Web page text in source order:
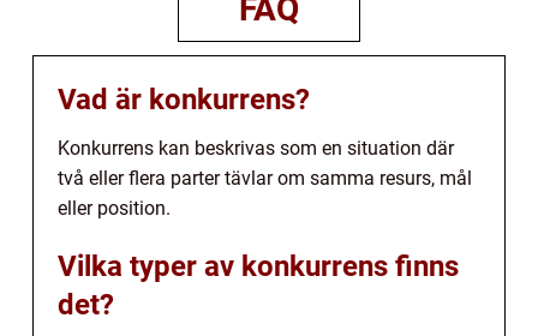
FAQ
Vad är konkurrens?
Konkurrens kan beskrivas som en situation där
två eller flera parter tävlar om samma resurs, mål
eller position.
Vilka typer av konkurrens finns
det?